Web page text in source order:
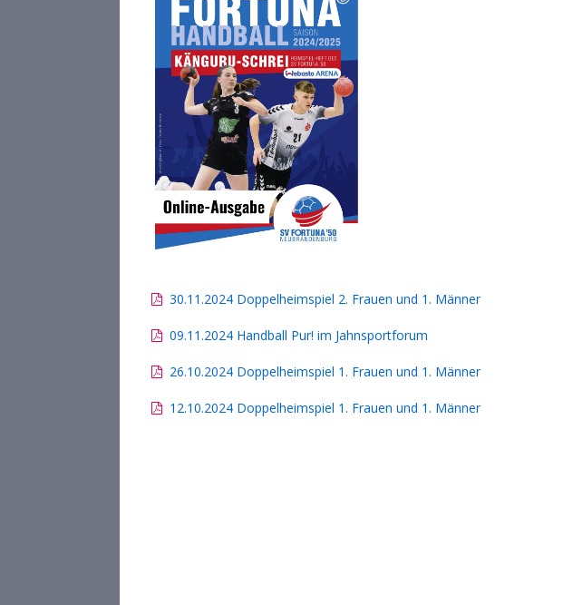
30.11.2024 Doppelheimspiel 2. Frauen und 1. Männer
09.11.2024 Handball Pur! im Jahnsportforum
26.10.2024 Doppelheimspiel 1. Frauen und 1. Männer
12.10.2024 Doppelheimspiel 1. Frauen und 1. Männer